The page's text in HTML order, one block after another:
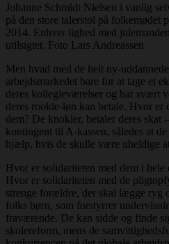
Johanne Schmidt Nielsen i vanlig
på den store talerstol på folkemødet
2014. Enhver lighed med
utilsigtet. Foto Lars Andreassen
Men hvad med de helt ny-
arbejdsmarkedet bare for at tage et
deres kollegieværelser og har svært
deres rookie-løn kan betale. Hvor
dem? De knokler, betaler deres skat
kontingent til A-kassen, således at
hjælp, hvis de skulle være uheldige
Hvor er solidariteten med dem i hele
Hvor er solidariteten med de
strenge forældre, der skal lægge ryg
folks børn, som forstyrrer
fraværende. De kan sidde og finde
skolereform, mens de